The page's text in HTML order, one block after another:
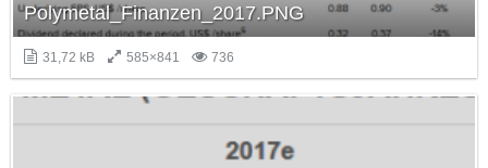
Polymetal_Finanzen_2017.PNG
31,72 kB 585×841 736